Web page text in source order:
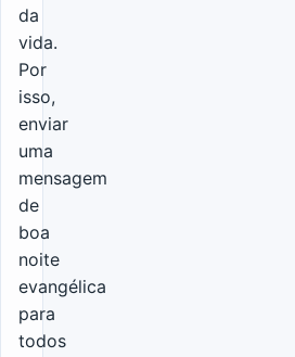
da
vida.
Por
isso,
enviar
uma
mensagem
de
boa
noite
evangélica
para
todos